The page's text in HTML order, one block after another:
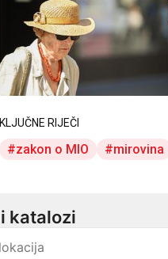
KLJUČNE RIJEČI
zakon o MIO mirovina